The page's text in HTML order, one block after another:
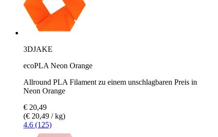
3DJAKE
ecoPLA Neon Orange
Allround PLA Filament zu einem unschlagbaren Preis in
Neon Orange
€ 20,49
(€ 20,49 / kg)
4.6 (125)